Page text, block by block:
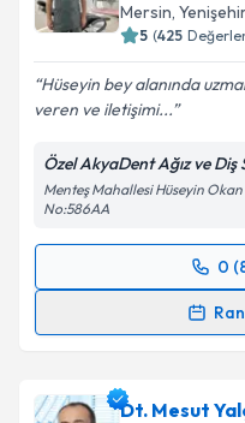
Mersin,
5 (425
Hüseyin bey alanında
veren ve iletişimi...
Özel AkyaDent Ağız ve Diş
Menteş Mahallesi Hüseyin
No:586AA
0
Randevu
takvimDt. Mesut